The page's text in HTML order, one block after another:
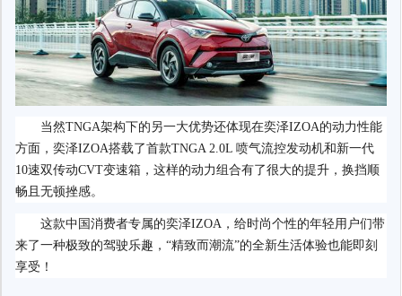
当然TNGA架构下的另一大优势还体现在奕泽IZOA的动力性能
方面，奕泽IZOA搭载了首款TNGA 2.0L 喷气流控发动机和新一代
10速双传动CVT变速箱，这样的动力组合有了很大的提升，换挡顺
畅且无顿挫感。
这款中国消费者专属的奕泽IZOA，给时尚个性的年轻用户们带
来了一种极致的驾驶乐趣，“精致而潮流”的全新生活体验也能即刻
享受！